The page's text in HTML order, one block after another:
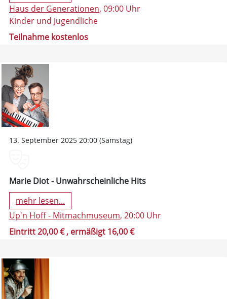
Haus der Generationen, 09:00 Uhr
Kinder und Jugendliche
Teilnahme kostenlos
13. September 2025 20:00 (Samstag)
Marie Diot - Unwahrscheinliche Hits
mehr lesen...
Up'n Hoff - Mitmachmuseum, 20:00 Uhr
Eintritt 20,00 €, ermäßigt 16,00 €